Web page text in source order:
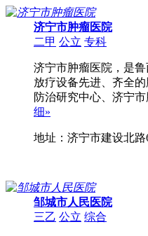
济宁市肿瘤医院
二甲 公立 专科
济宁市肿瘤医院，是
放疗设备先进、齐全
防治研究中心、济宁
细»
地址：济宁市建设北路
邹城市人民医院
三乙 公立 综合